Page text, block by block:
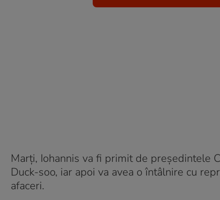
Marți, Iohannis va fi primit de președintele
Duck-soo, iar apoi va avea o întâlnire cu
afaceri.